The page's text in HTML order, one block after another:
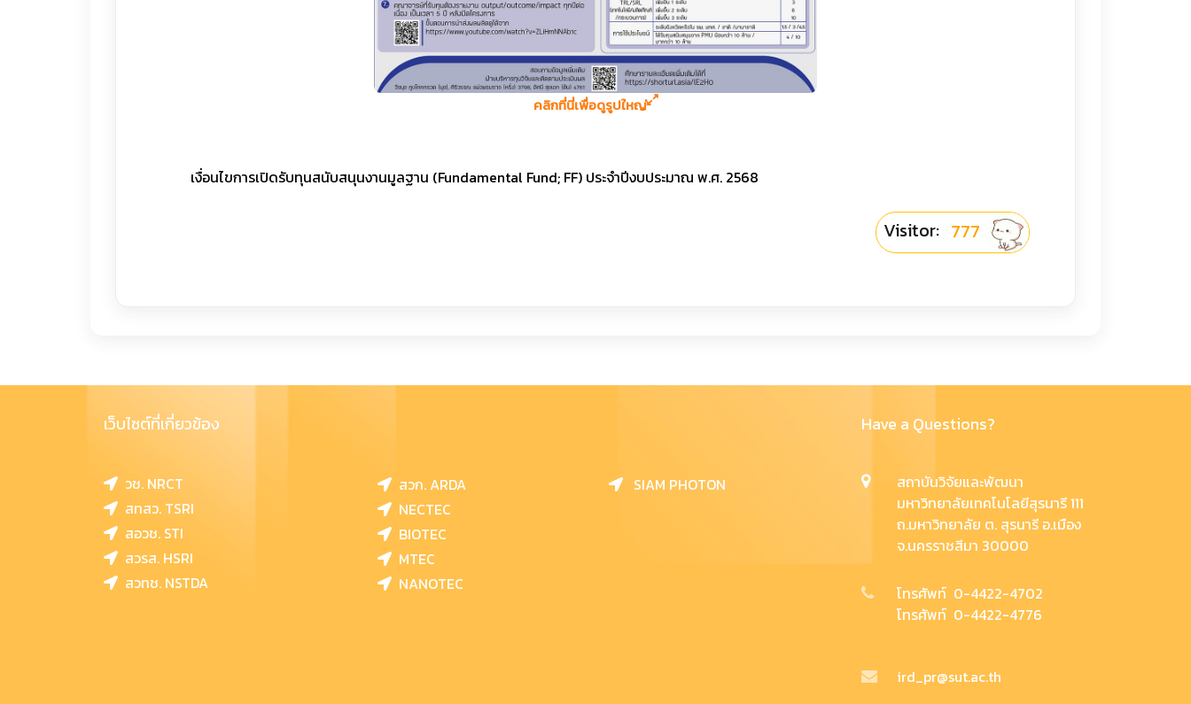
คลิกที่นี่เพื่อดูรูปใหญ่
เงื่อนไขการเปิดรับทุนสนับสนุนงานมูลฐาน (Fundamental Fund; FF) ประจำปีงบประมาณ พ.ศ. 2568
Visitor: 777
เว็บไซต์ที่เกี่ยวข้อง
วช. NRCT
สทสว. TSRI
สอวช. STI
สวรส. HSRI
สวทช. NSTDA
สวก. ARDA
NECTEC
BIOTEC
MTEC
NANOTEC
SIAM PHOTON
Have a Questions?
สถาบันวิจัยและพัฒนา
มหาวิทยาลัยเทคโนโลยีสุรนารี 111
ถ.มหาวิทยาลัย ต. สุรนารี อ.เมือง
จ.นครราชสีมา 30000
โทรศัพท์ 0-4422-4702
โทรศัพท์ 0-4422-4776
ird_pr@sut.ac.th